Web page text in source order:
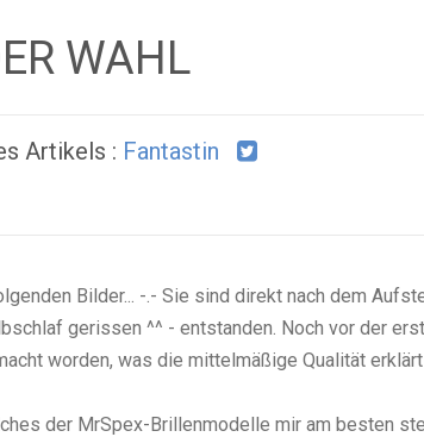
WAHL
Artikels : Fantastin
Bilder... -.- Sie sind direkt nach dem
gerissen ^^ - entstanden. Noch vor der
worden, was die mittelmäßige Qualität erklärt
der MrSpex-Brillenmodelle mir am besten